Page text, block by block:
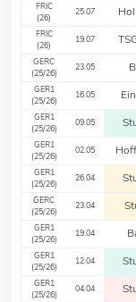
FRIC
(26)
25.07
FRIC
(26)
19.07
GERC
(25/26)
23.05
GER1
(25/26)
16.05
GER1
(25/26)
09.05
GER1
(25/26)
02.05
GER1
(25/26)
26.04
GERC
(25/26)
23.04
GER1
(25/26)
19.04
GER1
(25/26)
12.04
GER1
(25/26)
04.04